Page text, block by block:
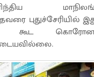
புதுச்சேரியில்
கூட